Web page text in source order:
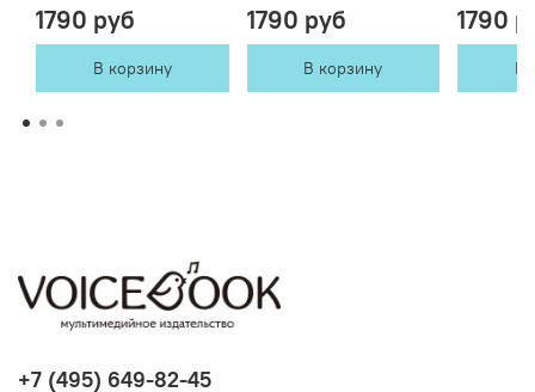
1790 руб
В корзину
1790 руб
В корзину
1790
В
+7 (495) 649-82-45